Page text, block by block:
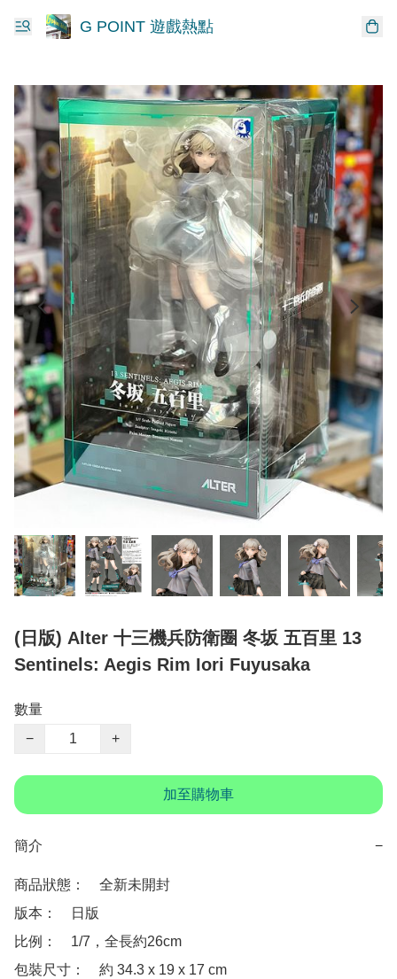
G POINT 遊戲熱點
(日版) Alter 十三機兵防衛圈 冬坂 五百里 13
Sentinels: Aegis Rim Iori Fuyusaka
數量
−
+
加至購物車
簡介 −
商品狀態：　全新未開封
版本：　日版
比例：　1/7，全長約26cm
包裝尺寸：　約 34.3 x 19 x 17 cm